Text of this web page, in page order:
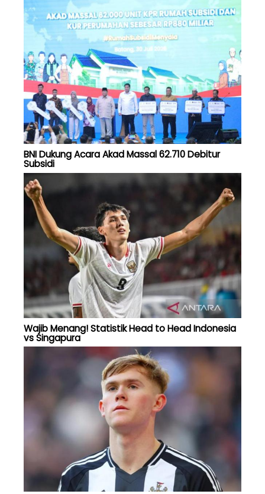
BNI Dukung Acara Akad Massal 62.710 Debitur
Subsidi
Wajib Menang! Statistik Head to Head Indonesia
vs Singapura